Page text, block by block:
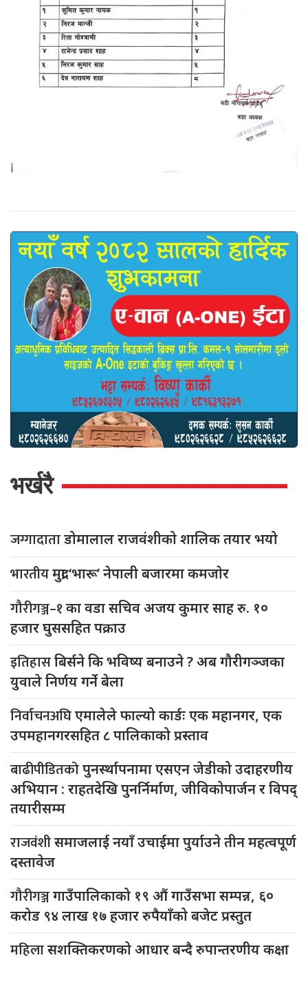
भर्खरै
जग्गादाताडोमालाल राजवंशीको शालिक तयार भयो
भारतीयमुद्रा ‘भारू’ नेपाली बजारमा कमजाेर
गौरीगञ्ज–१का वडा सचिव अजय कुमार साह रु. १०
हजार घुससहित पक्राउ
इतिहासबिर्सने कि भविष्य बनाउने ? अब गौरीगञ्जका
युवाले निर्णय गर्ने बेला
निर्वाचनअघिएमालेले फाल्यो कार्डः एक महानगर, एक
उपमहानगरसहित ८ पालिकाको प्रस्ताव
बाढीपीडितकोपुनर्स्थापनामा एसएन जेडीको उदाहरणीय
अभियान : राहतदेखि पुनर्निर्माण, जीविकोपार्जन र विपद्
तयारीसम्म
राजवंशीसमाजलाई नयाँ उचाईमा पुर्याउने तीन महत्वपूर्ण
दस्तावेज
गौरीगञ्जगाउँपालिकाको १९ औं गाउँसभा सम्पन्न, ६०
करोड ९४ लाख १७ हजार रुपैयाँको बजेट प्रस्तुत
महिलासशक्तिकरणको आधार बन्दै रुपान्तरणीय कक्षा